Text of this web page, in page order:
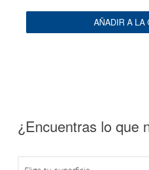
AÑADIR A LA
¿Encuentras lo que